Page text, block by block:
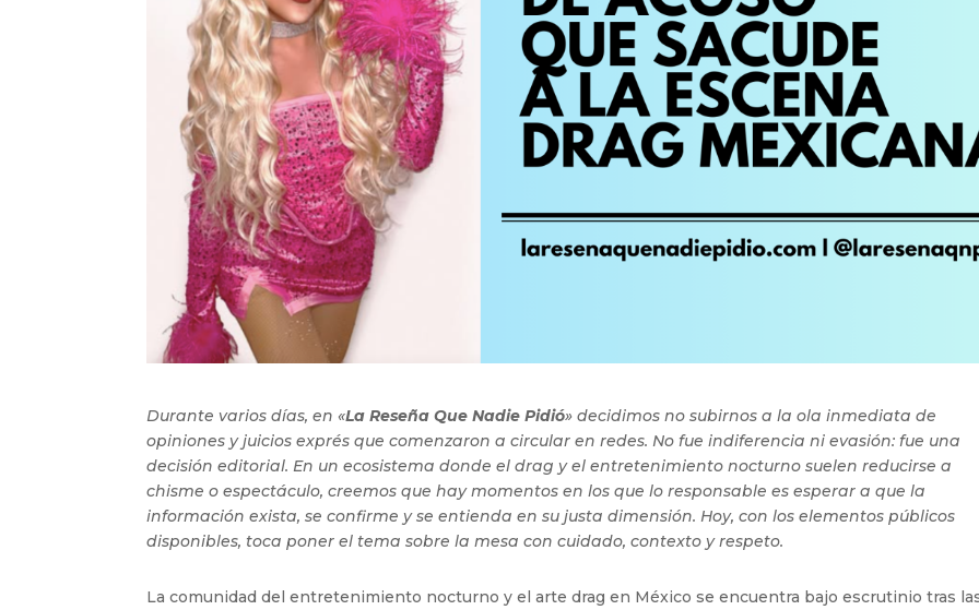
Durante varios días, en «La Reseña Que Nadie Pidió» decidimos no subirnos a la ola inmediata de
opiniones y juicios exprés que comenzaron a circular en redes. No fue indiferencia ni evasión: fue una
decisión editorial. En un ecosistema donde el drag y el entretenimiento nocturno suelen reducirse a
chisme o espectáculo, creemos que hay momentos en los que lo responsable es esperar a que la
información exista, se confirme y se entienda en su justa dimensión. Hoy, con los elementos públicos
disponibles, toca poner el tema sobre la mesa con cuidado, contexto y respeto.
La comunidad del entretenimiento nocturno y el arte drag en México se encuentra bajo escrutinio tras